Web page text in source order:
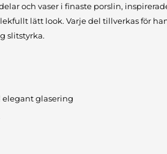
och vaser i finaste porslin,
lätt look. Varje del tillverkas för
slitstyrka.
elegant glasering